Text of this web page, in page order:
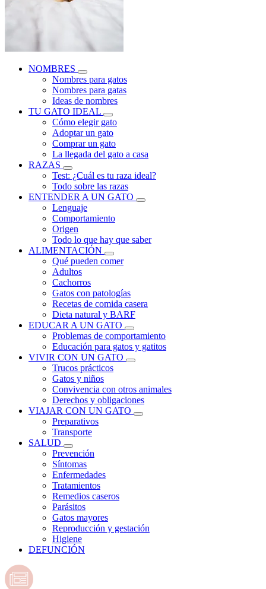
NOMBRES
Nombres para gatos
Nombres para gatas
Ideas de nombres
TU GATO IDEAL
Cómo elegir gato
Adoptar un gato
Comprar un gato
La llegada del gato a casa
RAZAS
Test: ¿Cuál es tu raza ideal?
Todo sobre las razas
ENTENDER A UN GATO
Lenguaje
Comportamiento
Origen
Todo lo que hay que saber
ALIMENTACIÓN
Qué pueden comer
Adultos
Cachorros
Gatos con patologías
Recetas de comida casera
Dieta natural y BARF
EDUCAR A UN GATO
Problemas de comportamiento
Educación para gatos y gatitos
VIVIR CON UN GATO
Trucos prácticos
Gatos y niños
Convivencia con otros animales
Derechos y obligaciones
VIAJAR CON UN GATO
Preparativos
Transporte
SALUD
Prevención
Síntomas
Enfermedades
Tratamientos
Remedios caseros
Parásitos
Gatos mayores
Reproducción y gestación
Higiene
DEFUNCIÓN